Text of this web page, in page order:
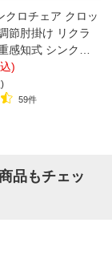
クロチェア クロッ
節肘掛け リクラ
感知式 シンクロ
フィスチェア
)
59件
品もチェッ